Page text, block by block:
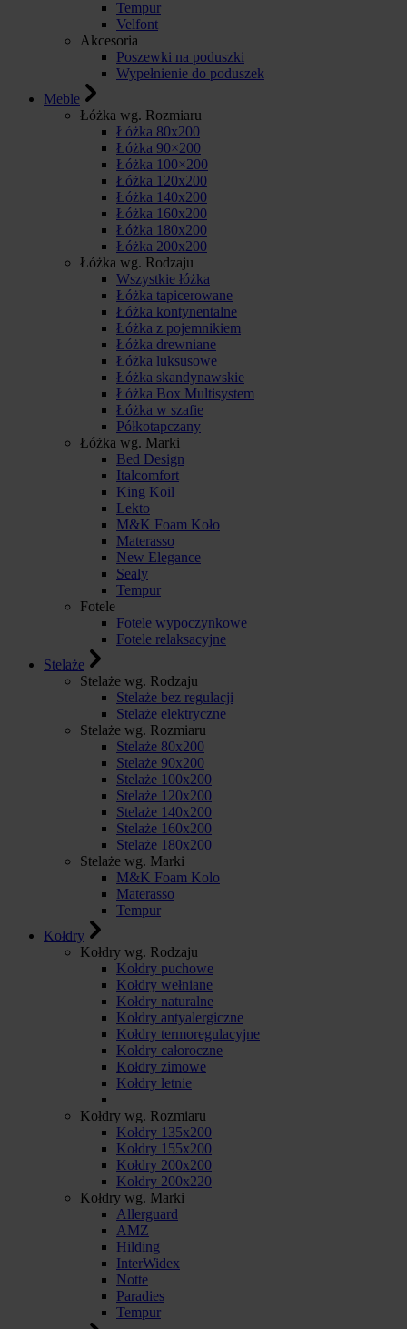
Tempur
Velfont
Akcesoria
Poszewki na poduszki
Wypełnienie do poduszek
Meble
Łóżka wg. Rozmiaru
Łóżka 80x200
Łóżka 90×200
Łóżka 100×200
Łóżka 120x200
Łóżka 140x200
Łóżka 160x200
Łóżka 180x200
Łóżka 200x200
Łóżka wg. Rodzaju
Wszystkie łóżka
Łóżka tapicerowane
Łóżka kontynentalne
Łóżka z pojemnikiem
Łóżka drewniane
Łóżka luksusowe
Łóżka skandynawskie
Łóżka Box Multisystem
Łóżka w szafie
Półkotapczany
Łóżka wg. Marki
Bed Design
Italcomfort
King Koil
Lekto
M&K Foam Koło
Materasso
New Elegance
Sealy
Tempur
Fotele
Fotele wypoczynkowe
Fotele relaksacyjne
Stelaże
Stelaże wg. Rodzaju
Stelaże bez regulacji
Stelaże elektryczne
Stelaże wg. Rozmiaru
Stelaże 80x200
Stelaże 90x200
Stelaże 100x200
Stelaże 120x200
Stelaże 140x200
Stelaże 160x200
Stelaże 180x200
Stelaże wg. Marki
M&K Foam Kolo
Materasso
Tempur
Kołdry
Kołdry wg. Rodzaju
Kołdry puchowe
Kołdry wełniane
Kołdry naturalne
Kołdry antyalergiczne
Kołdry termoregulacyjne
Kołdry całoroczne
Kołdry zimowe
Kołdry letnie
Kołdry wg. Rozmiaru
Kołdry 135x200
Kołdry 155x200
Kołdry 200x200
Kołdry 200x220
Kołdry wg. Marki
Allerguard
AMZ
Hilding
InterWidex
Notte
Paradies
Tempur